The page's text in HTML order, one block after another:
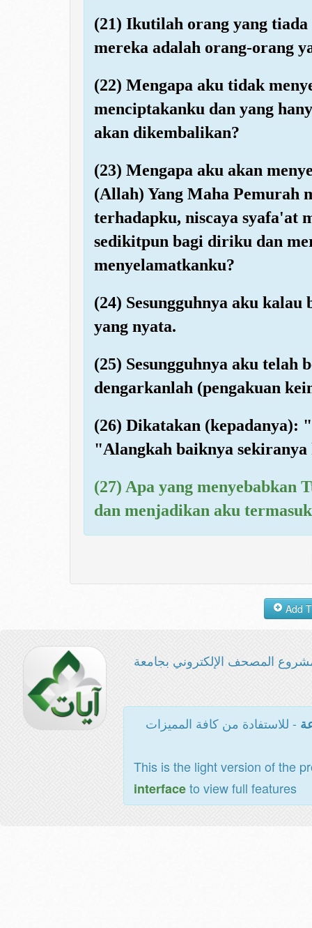
(21) Ikutilah orang yang
mereka adalah orang-orang
(22) Mengapa aku tidak
menciptakanku dan yang
akan dikembalikan?
(23) Mengapa aku akan
(Allah) Yang Maha Pemurah
terhadapku, niscaya syafa'at
sedikitpun bagi diriku dan
menyelamatkanku?
(24) Sesungguhnya aku kalau
yang nyata.
(25) Sesungguhnya aku telah
dengarkanlah (pengakuan
(26) Dikatakan (kepadanya):
"Alangkah baiknya
(27) Apa yang menyebabkan
dan menjadikan aku
المصحف الإلكتروني بجامعة
- للاستفادة من كافة المميزات
This is the light version of the
interfaceto view full features